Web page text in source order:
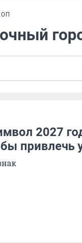
2027
привлечь